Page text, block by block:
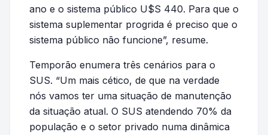
ano e o sistema público U$S 440. Para que o
sistema suplementar progrida é preciso que o
sistema público não funcione”, resume.
Temporão enumera três cenários para o
SUS. “Um mais cético, de que na verdade
nós vamos ter uma situação de manutenção
da situação atual. O SUS atendendo 70% da
população e o setor privado numa dinâmica